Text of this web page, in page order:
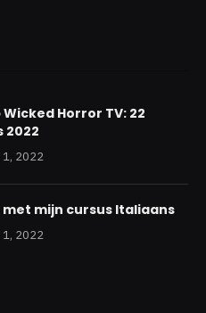
Horror TV: 22
2022
2022
met mijn cursus Italiaans
2022